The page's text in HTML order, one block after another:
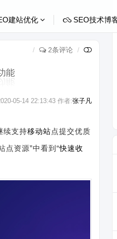
建站优化 SEO技术博
2条评论
能
05-14 22:13:43 作者:张子凡
续支持移动站点提交优质
点资源”中看到“快速收